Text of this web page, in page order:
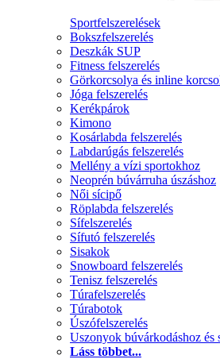
Sportfelszerelések
Bokszfelszerelés
Deszkák SUP
Fitness felszerelés
Görkorcsolya és inline
Jóga felszerelés
Kerékpárok
Kimono
Kosárlabda felszerelés
Labdarúgás felszerelés
Mellény a vízi sportokhoz
Neoprén búvárruha úszáshoz
Női sícipő
Röplabda felszerelés
Sífelszerelés
Sífutó felszerelés
Sisakok
Snowboard felszerelés
Tenisz felszerelés
Túrafelszerelés
Túrabotok
Úszófelszerelés
Uszonyok búvárkodáshoz és
Láss többet...